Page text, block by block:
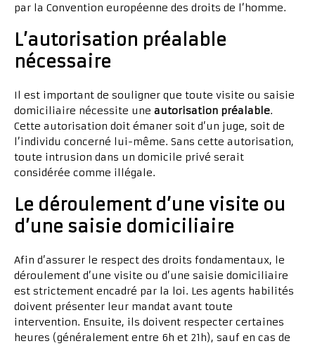
par la Convention européenne des droits de l’homme.
L’autorisation préalable
nécessaire
Il est important de souligner que toute visite ou saisie
domiciliaire nécessite une autorisation préalable.
Cette autorisation doit émaner soit d’un juge, soit de
l’individu concerné lui-même. Sans cette autorisation,
toute intrusion dans un domicile privé serait
considérée comme illégale.
Le déroulement d’une visite ou
d’une saisie domiciliaire
Afin d’assurer le respect des droits fondamentaux, le
déroulement d’une visite ou d’une saisie domiciliaire
est strictement encadré par la loi. Les agents habilités
doivent présenter leur mandat avant toute
intervention. Ensuite, ils doivent respecter certaines
heures (généralement entre 6h et 21h), sauf en cas de